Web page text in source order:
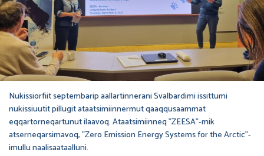
Nukissiorfiit septembarip aallartinnerani Svalbardimi issittumi
nukissiuutit pillugit ataatsimiinnermut qaaqqusaammat
eqqartorneqartunut ilaavoq. Ataatsimiinneq ”ZEESA”-mik
atserneqarsimavoq, ”Zero Emission Energy Systems for the Arctic”-
imullu naalisaataalluni.